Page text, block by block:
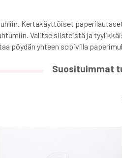
Kertakäyttöiset
Valitse siisteistä ja
pöydän yhteen sopivilla
Suosituimmat